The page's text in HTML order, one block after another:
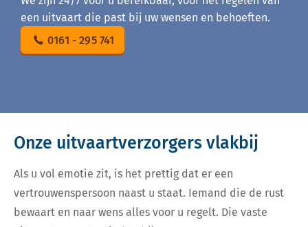
een uitvaart die past bij uw wensen en behoeften.
0161 - 295 741
Onze uitvaartverzorgers vlakbij
Als u vol emotie zit, is het prettig dat er een
vertrouwenspersoon naast u staat. Iemand die de rust
bewaart en naar wens alles voor u regelt. Die vaste